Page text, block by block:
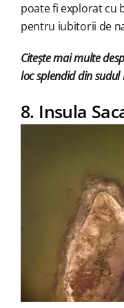
poate fi explorat cu
pentru iubitorii de
Citește mai multe
loc splendid din sudul
8. Insula